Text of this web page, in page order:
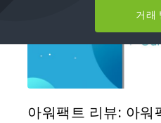
거래
아워팩트 리뷰: 아워